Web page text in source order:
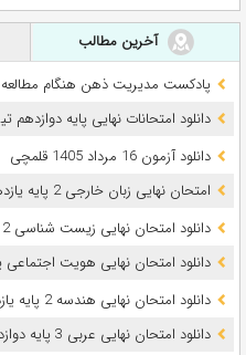
آخرین مطالب
پادکست مدیریت ذهن هنگام
دانلود امتحانات نهایی پایه دوازدهم تیر
دانلود آزمون 16 مرداد 1405 قلمچی
امتحان نهایی زبان خارجی 2 پایه یازدهم تیر و مرداد 1405 + فایل صوتی
دانلود امتحان نهایی زیست شناسی 2 پایه یازدهم تیر 1405 + پاسخ
دانلود امتحان نهایی هویت اجتماعی پایه
دانلود امتحان نهایی هندسه 2 پایه یازدهم تیر 1405 + پاسخ
دانلود امتحان نهایی عربی 3 پایه دوازدهم تیر 1405 + پاسخ